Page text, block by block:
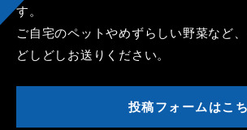
す。
ご自宅のペットやめずらしい野菜など
どしどしお送りください。
投稿フォームはこ